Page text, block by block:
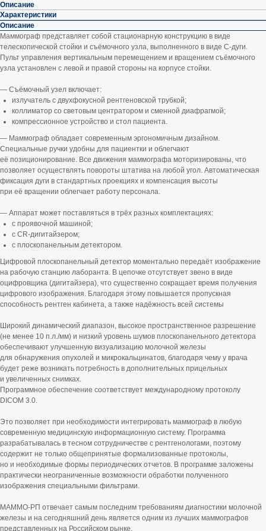
Описание
Характеристики
Описание
Маммограф представляет собой стационарную конструкцию в виде
телескопической стойки и съёмочного узла, выполненного в виде С‑дуги.
Пульт управления вертикальным перемещением и вращением съёмочного
узла установлен с левой и правой стороны на корпусе стойки.
— Съёмочный узел включает:
излучатель с двухфокусной рентгеновской трубкой;
коллиматор со световым центратором и сменной диафрагмой;
компрессионное устройство и стол пациента.
— Маммограф обладает современным эргономичным дизайном.
Специальные ручки удобны для пациентки и облегчают
её позиционирование. Все движения маммографа моторизированы, что
позволяет осуществлять повороты штатива на любой угол. Автоматическая
фиксация дуги в стандартных проекциях и компенсация высоты
при её вращении облегчает работу персонала.
— Аппарат может поставляться в трёх разных комплектациях:
с проявочной машиной;
с CR‑дигитайзером;
с плоскопанельным детектором.
Цифровой плоскопанельный детектор моментально передаёт изображение
на рабочую станцию лаборанта. В цепочке отсутствует звено в виде
оцифровщика (дигитайзера), что существенно сокращает время получения
цифрового изображения. Благодаря этому повышается пропускная
способность рентген кабинета, а также надёжность всей системы
Широкий динамический диапазон, высокое пространственное разрешение
(не менее 10 п.л./мм) и низкий уровень шумов плоскопанельного детектора
обеспечивают улучшенную визуализацию молочной железы
для обнаружения опухолей и микрокальцинатов, благодаря чему у врача
будет реже возникать потребность в дополнительных прицельных
и увеличенных снимках.
Программное обеспечение соответствует международному протоколу
DICOM 3.0.
Это позволяет при необходимости интегрировать маммограф в любую
современную медицинскую информационную систему. Программа
разрабатывалась в тесном сотрудничестве с рентгенологами, поэтому
содержит не только общепринятые формализованные протоколы,
но и необходимые формы периодических отчетов. В программе заложены
практически неограниченные возможности обработки полученного
изображения специальными фильтрами.
МАММО-РП отвечает самым последним требованиям диагностики молочной
железы и на сегодняшний день является одним из лучших маммографов
представленных на Российском рынке.